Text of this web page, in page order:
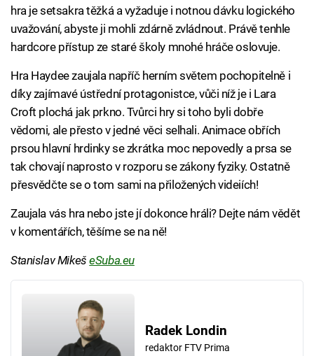
hra je setsakra těžká a vyžaduje i notnou dávku logického
uvažování, abyste ji mohli zdárně zvládnout. Právě tenhle
hardcore přístup ze staré školy mnohé hráče oslovuje.
Hra Haydee zaujala napříč herním světem pochopitelně i
díky zajímavé ústřední protagonistce, vůči níž je i Lara
Croft plochá jak prkno. Tvůrci hry si toho byli dobře
vědomi, ale přesto v jedné věci selhali. Animace obřích
prsou hlavní hrdinky se zkrátka moc nepovedly a prsa se
tak chovají naprosto v rozporu se zákony fyziky. Ostatně
přesvědčte se o tom sami na přiložených videiích!
Zaujala vás hra nebo jste jí dokonce hráli? Dejte nám vědět
v komentářích, těšíme se na ně!
Stanislav MikešeSuba.eu
Radek Londin
redaktor FTV Prima